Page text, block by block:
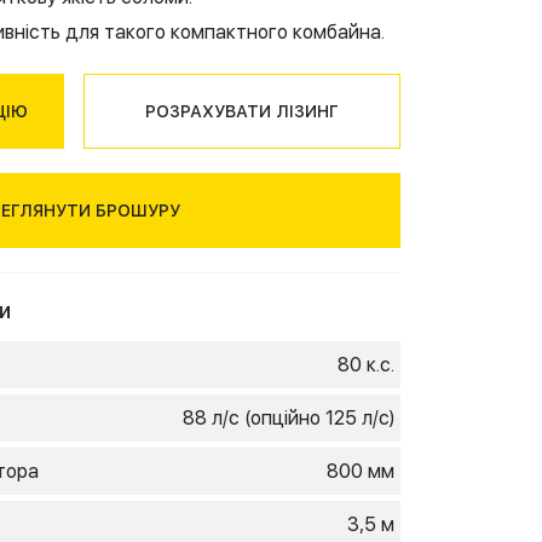
для такого компактного комбайна.
РОЗРАХУВАТИ ЛІЗИНГ
БРОШУРУ
80 к.с.
88 л/с (опційно 125 л/с)
800 мм
3,5 м